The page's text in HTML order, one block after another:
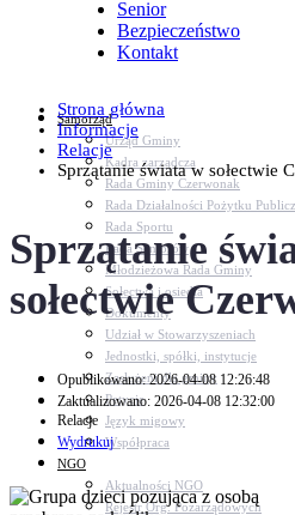
Senior
Bezpieczeństwo
Kontakt
Samorząd
Urząd Gminy
Kadra zarządcza
Rada Gminy Czerwonak
Rada Działalności Pożytku
Rada Sportu
Rada Seniorów
Młodzieżowa Rada Gminy
Sołectwa i osiedla
Dokumenty
Udział w Stowarzyszeniach
Jednostki, spółki, instytucje
Zasłużeni dla gminy
Petycje
Język migowy
Współpraca
NGO
Aktualności NGO
Rejestr Org. Pozarządowych
Strona główna
Informacje
Relacje
Sprzątanie świata w sołectwie
Sprzątanie
sołectwie
Opublikowano: 2026-04-08 12:26:48
Zaktualizowano: 2026-04-08 12:32:00
Relacje
Wydrukuj